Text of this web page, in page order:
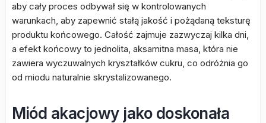
aby cały proces odbywał się w kontrolowanych
warunkach, aby zapewnić stałą jakość i pożądaną teksturę
produktu końcowego. Całość zajmuje zazwyczaj kilka dni,
a efekt końcowy to jednolita, aksamitna masa, która nie
zawiera wyczuwalnych kryształków cukru, co odróżnia go
od miodu naturalnie skrystalizowanego.
Miód akacjowy jako doskonała